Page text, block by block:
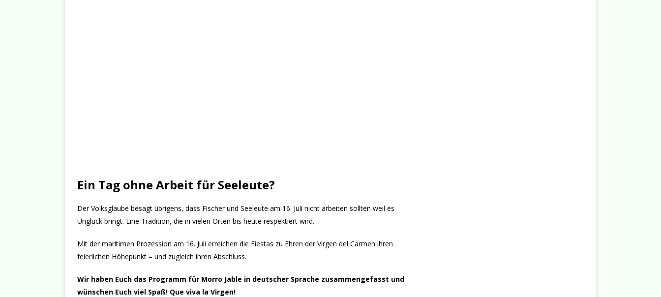
Ein Tag ohne Arbeit für Seeleute?
Der Volksglaube besagt übrigens, dass Fischer und Seeleute am 16. Juli nicht arbeiten sollten weil es
Unglück bringt. Eine Tradition, die in vielen Orten bis heute respektiert wird.
Mit der maritimen Prozession am 16. Juli erreichen die Fiestas zu Ehren der Virgen del Carmen ihren
feierlichen Höhepunkt – und zugleich ihren Abschluss.
Wir haben Euch das Programm für Morro Jable in deutscher Sprache zusammengefasst und
wünschen Euch viel Spaß! Que viva la Virgen!